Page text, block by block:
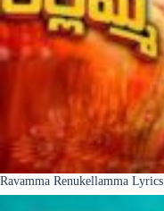
Ravamma Renukellamma Lyrics